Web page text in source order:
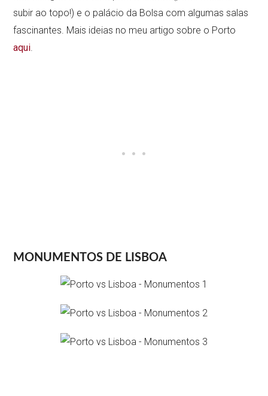
subir ao topo!) e o palácio da Bolsa com algumas salas
fascinantes. Mais ideias no meu artigo sobre o Porto
aqui.
MONUMENTOS DE LISBOA